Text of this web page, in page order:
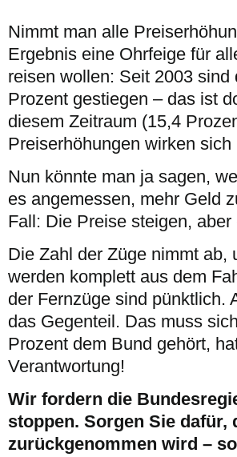
Nimmt man alle
Ergebnis eine Ohrfeige für
reisen wollen: Seit 2003
Prozent gestiegen – das ist
diesem Zeitraum (15,4
Preiserhöhungen wirken
Nun könnte man ja sagen,
es angemessen, mehr Geld
Fall: Die Preise steigen,
Die Zahl der Züge nimmt ab,
werden komplett aus dem
der Fernzüge sind pünktlich.
das Gegenteil. Das muss
Prozent dem Bund gehört,
Verantwortung!
Wir fordern die
stoppen. Sorgen Sie
zurückgenommen wird –